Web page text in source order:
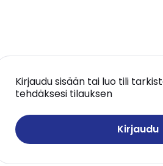
Kirjaudu sisään tai luo tili
tehdäksesi tilauksen
Kirjaudu